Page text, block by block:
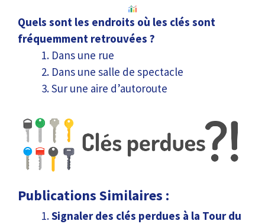
Quels sont les endroits où les clés sont
fréquemment retrouvées ?
Dans une rue
Dans une salle de spectacle
Sur une aire d’autoroute
Publications Similaires :
Signaler des clés perdues à la Tour du